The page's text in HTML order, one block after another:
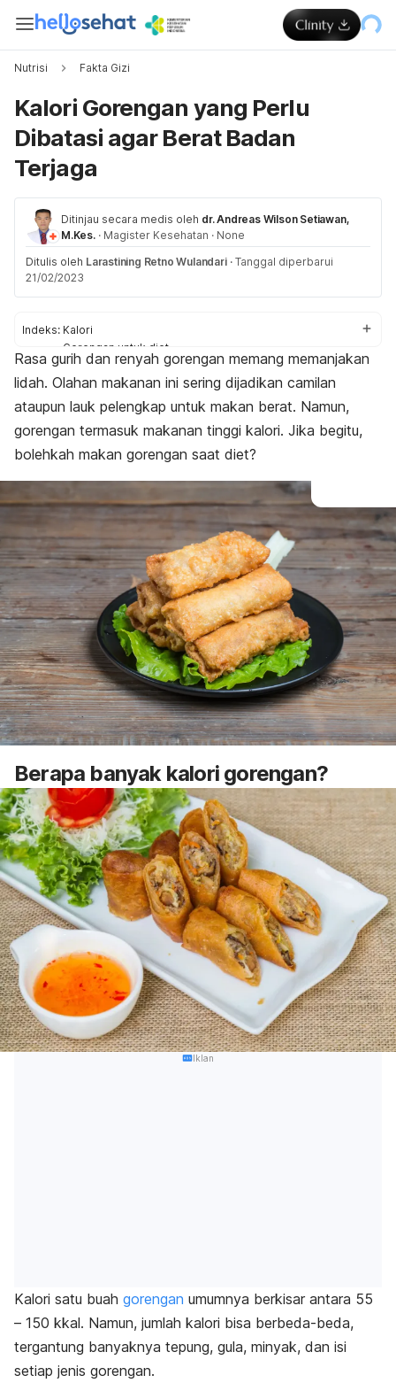
Nutrisi Fakta Gizi
Kalori Gorengan yang Perlu
Dibatasi agar Berat Badan
Terjaga
Ditinjau secara medis oleh dr. Andreas Wilson Setiawan,
M.Kes. · Magister Kesehatan · None
Ditulis oleh Larastining Retno Wulandari · Tanggal diperbarui
21/02/2023
Indeks: Kalori
Gorengan untuk diet
Cara memasak sehat
Rasa gurih dan renyah gorengan memang memanjakan
lidah. Olahan makanan ini sering dijadikan camilan
ataupun lauk pelengkap untuk makan berat. Namun,
gorengan termasuk makanan tinggi kalori. Jika begitu,
bolehkah makan gorengan saat diet?
Berapa banyak kalori gorengan?
Iklan
Kalori satu buah gorengan umumnya berkisar antara 55
– 150 kkal. Namun, jumlah kalori bisa berbeda-beda,
tergantung banyaknya tepung, gula, minyak, dan isi
setiap jenis gorengan.